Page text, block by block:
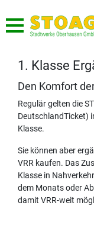
1. Klasse
Den Komfort
Regulär gelten die
DeutschlandTicket)
Klasse.
Sie können aber
VRR kaufen. Das
Klasse in
dem Monats oder
damit VRR-weit